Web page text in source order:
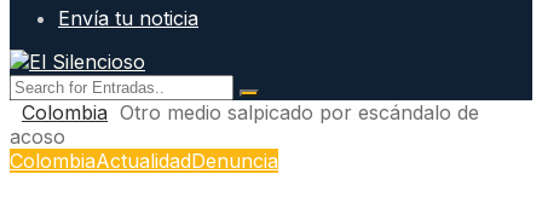
Envía tu noticia
Colombia Otro medio salpicado por escándalo de
acoso
ColombiaActualidadDenuncia